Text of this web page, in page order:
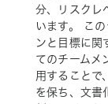
分、リスクレ
います。 こ
ンと目標に関
てのチームメ
用することで
を保ち、文書